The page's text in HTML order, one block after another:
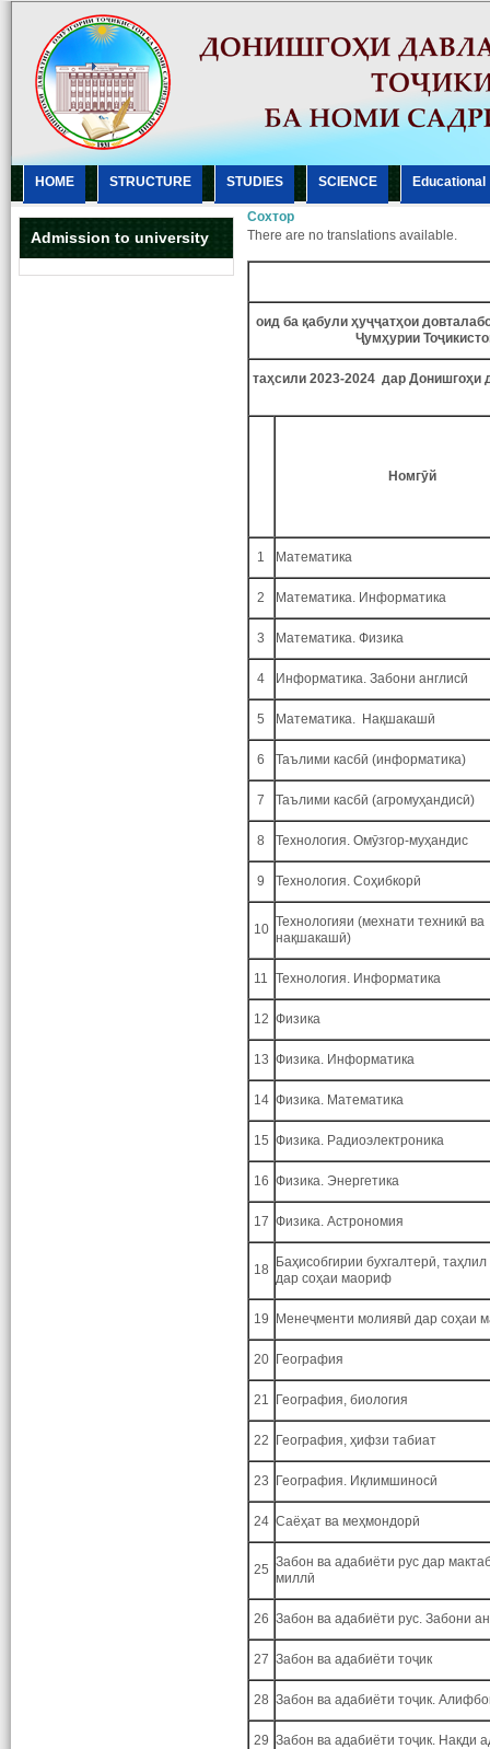
HOME STRUCTURE STUDIES SCIENCE Еducational
Admission to university
Сохтор
There are no translations available.
оид бақабули ҳуҷҷатҳои
Ҷумҳурии Тоҷ
таҳсили 2023-2024 дар Донишгоҳи
Номгӯй
1 Математика
2 Математика. Информатика
3 Математика. Физика
4 Информатика. Забони англисӣ
5 Математика. Нақшакашӣ
6 Таълими касбӣ (информатика)
7 Таълими касбӣ (агромуҳандисӣ)
8 Технология. Омӯзгор-муҳандис
9 Технология. Соҳибкорӣ
10 Технологияи (мехнати техникӣ ва
нақшакашӣ)
11 Технология. Информатика
12 Физика
13 Физика. Информатика
14 Физика. Математика
15 Физика. Радиоэлектроника
16 Физика. Энергетика
17 Физика. Астрономия
18
Баҳисобгирии бухгалтерӣ,
дар соҳаи маориф
19 Менеҷменти молиявӣ дар соҳаи
20 География
21 География, биология
22 География, ҳифзи табиат
23 География. Иқлимшиносӣ
24 Саёҳат ва меҳмондорӣ
25 Забон ва адабиёти рус дар
миллӣ
26 Забон ва адабиёти рус. Забони
27 Забон ва адабиёти тоҷик
28 Забон ва адабиёти тоҷик.
29 Забон ва адабиёти тоҷик. Накди